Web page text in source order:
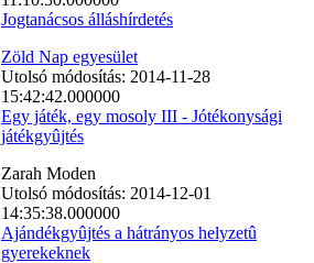
Jogtanácsos álláshírdetés
Zöld Nap egyesület
Utolsó módosítás: 2014-11-28
15:42:42.000000
Egy játék, egy mosoly III - Jótékonysági
játékgyûjtés
Zarah Moden
Utolsó módosítás: 2014-12-01
14:35:38.000000
Ajándékgyûjtés a hátrányos helyzetû
gyerekeknek